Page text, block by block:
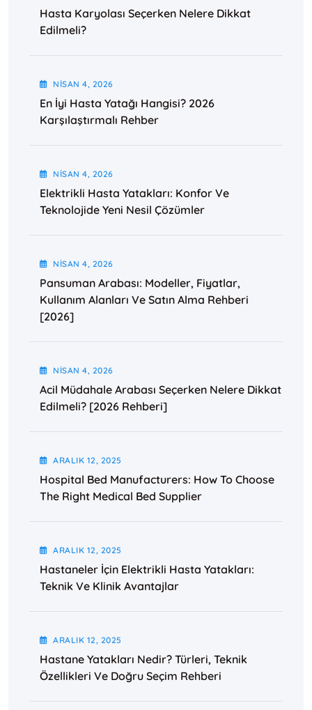
Hasta Karyolası Seçerken Nelere Dikkat
Edilmeli?
NISAN4, 2026
En İyi Hasta Yatağı Hangisi? 2026
Karşılaştırmalı Rehber
NISAN4, 2026
Elektrikli Hasta Yatakları: Konfor Ve
Teknolojide Yeni Nesil Çözümler
NISAN4, 2026
Pansuman Arabası: Modeller, Fiyatlar,
Kullanım Alanları Ve Satın Alma Rehberi
[2026]
NISAN4, 2026
Acil Müdahale Arabası Seçerken Nelere Dikkat
Edilmeli? [2026 Rehberi]
ARALIK 12, 2025
Hospital Bed Manufacturers: How To Choose
The Right Medical Bed Supplier
ARALIK 12, 2025
Hastaneler İçin Elektrikli Hasta Yatakları:
Teknik Ve Klinik Avantajlar
ARALIK 12, 2025
Hastane Yatakları Nedir? Türleri, Teknik
Özellikleri Ve Doğru Seçim Rehberi